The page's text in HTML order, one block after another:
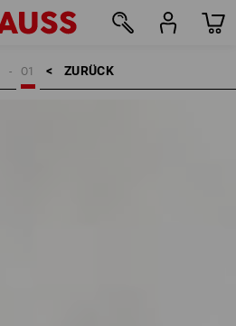
ZURÜCK    >
O1